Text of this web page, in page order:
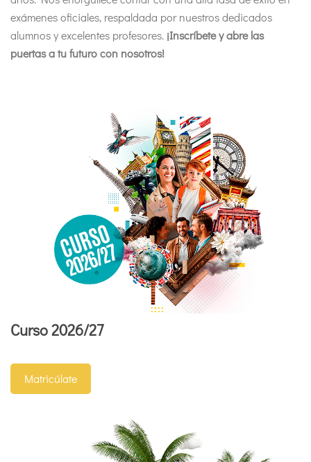
exámenes oficiales, respaldada por nuestros dedicados
alumnos y excelentes profesores. ¡Inscríbete y abre las
puertas a tu futuro con nosotros!
Curso 2026/27
Matricúlate